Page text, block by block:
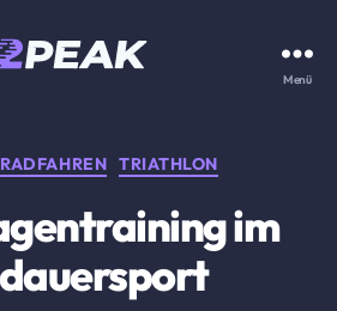
Menü
Kategorien
RADFAHREN TRIATHLON
im